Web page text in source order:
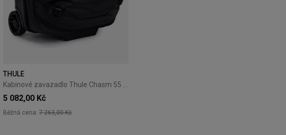
THULE
5 082,00 Kč
Běžná cena: 7 263,00 Kč